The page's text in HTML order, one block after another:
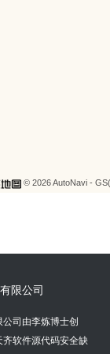
© 2026 AutoNavi-
限公司
司由李炼博士创
软件源代码安全缺